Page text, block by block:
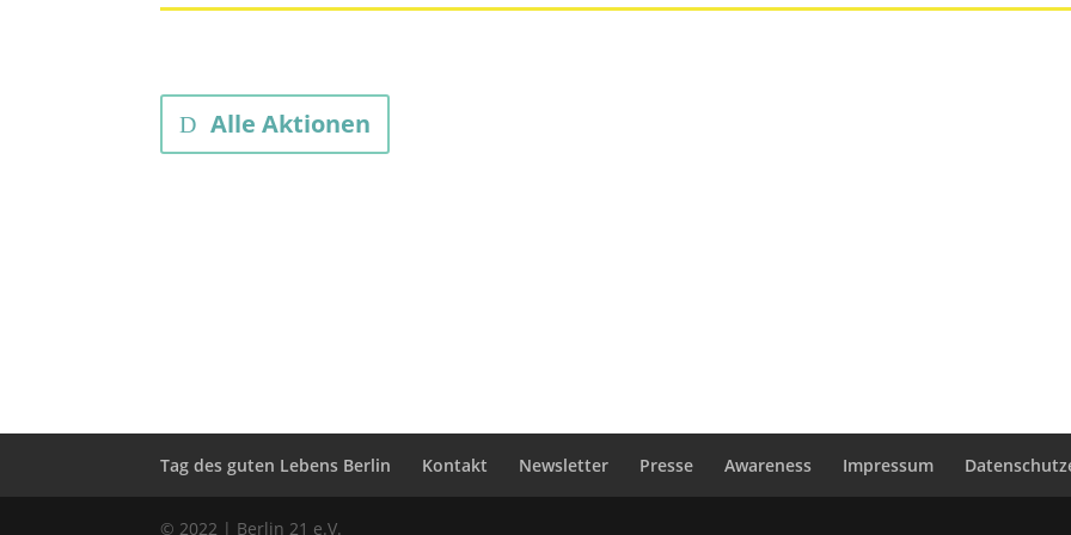
Alle Aktionen
Tag des guten Lebens Berlin Kontakt Newsletter Presse Awareness Impressum
© 2022 | Berlin 21 e.V.